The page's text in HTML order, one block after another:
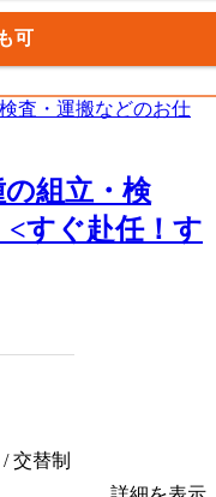
可
の組立・検
すぐ赴任！す
交替制